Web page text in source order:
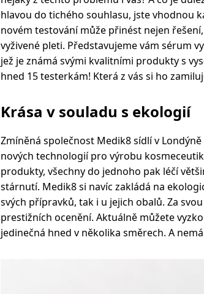
hlavou do tichého souhlasu, jste vhodnou
novém testování může přinést nejen
vyživené pleti. Představujeme vám sérum
jež je známá svými kvalitními produkty s
hned 15 testerkám! Která z vás si ho
Krása v souladu s ekologií
Zmíněná společnost Medik8 sídlí v
nových technologií pro výrobu
produkty, všechny do jednoho pak léčí
stárnutí. Medik8 si navíc zakládá na
svých přípravků, tak i u jejich obalů. Za
prestižních ocenění. Aktuálně můžete
jedinečná hned v několika směrech. A